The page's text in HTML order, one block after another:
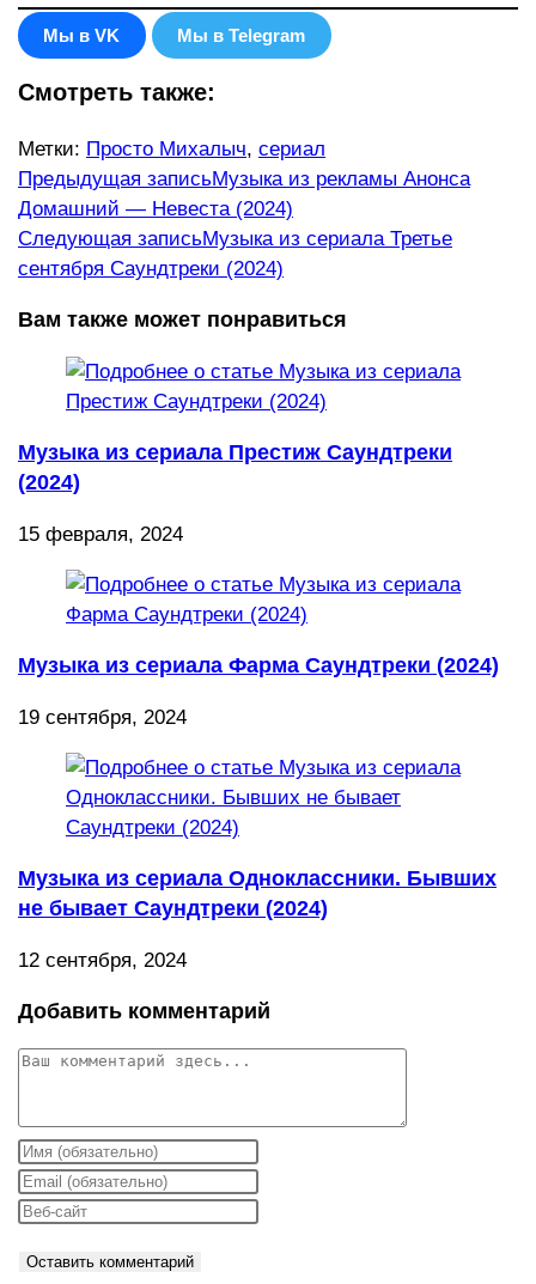
Мы в VK Мы в Telegram
Смотреть также:
Метки: Просто Михалыч, сериал
Еще
статьи
Предыдущая записьМузыка из рекламы Анонса
Домашний — Невеста (2024)
Следующая записьМузыка из сериала Третье
сентября Саундтреки (2024)
Вам также может понравиться
Музыка из сериала Престиж Саундтреки
(2024)
15 февраля, 2024
Музыка из сериала Фарма Саундтреки (2024)
19 сентября, 2024
Музыка из сериала Одноклассники. Бывших
не бывает Саундтреки (2024)
12 сентября, 2024
Добавить комментарий
Комментарий
Введите
свое
имя
имя
Введите
свой
адрес,
Введите
вашего